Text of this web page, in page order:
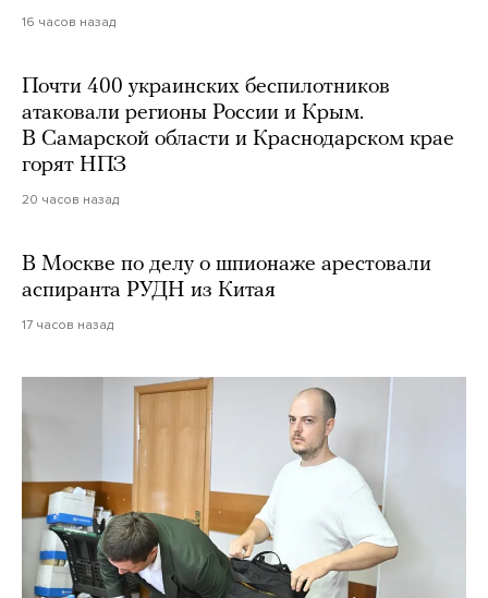
16 часов назад
Почти 400 украинских беспилотников
атаковали регионы России и Крым.
В Самарской области и Краснодарском крае
горят НПЗ
20 часов назад
В Москве по делу о шпионаже арестовали
аспиранта РУДН из Китая
17 часов назад